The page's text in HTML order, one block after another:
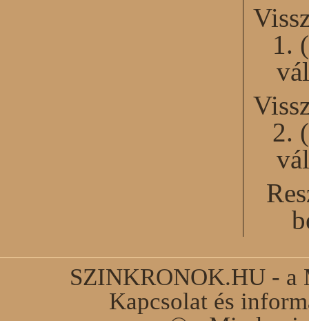
1.
2.
SZINKRONOK.HU - a
Kapcsolat és